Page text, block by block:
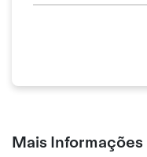
Mais Informações